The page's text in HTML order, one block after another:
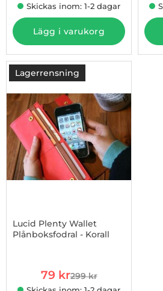
Skickas inom: 1-2 dagar
Lägg i varukorg
Lagerrensning
Lucid Plenty Wallet
Plånboksfodral - Korall
rea pris
79 krtidigare pris
299 kr